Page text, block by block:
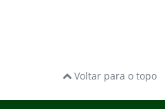
Voltar para o topo